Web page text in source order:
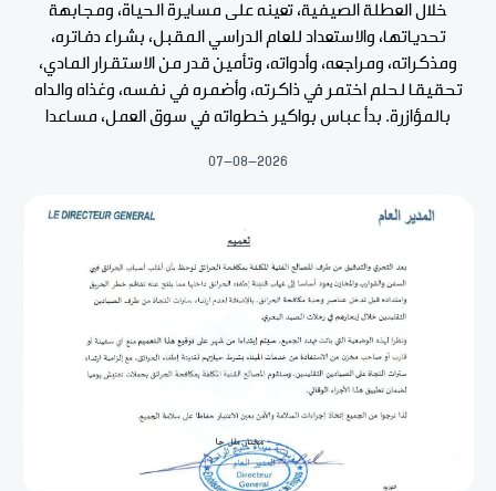
خلال العطلة الصيفية، تعينه على مسايرة الحياة، ومجابهة
تحدياتها، والاستعداد للعام الدراسي المقبل، بشراء دفاتره،
ومذكراته، ومراجعه، وأدواته، وتأمين قدر من الاستقرار المادي،
تحقيقا لحلم اختمر في ذاكرته، وأضمره في نفسه، وغذاه والداه
بالمؤازرة. بدأ عباس بواكير خطواته في سوق العمل، مساعدا
07-08-2026